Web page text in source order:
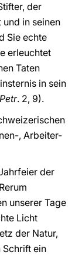
der
in seinen
Sie echte
erleuchtet
Taten
in sein
. 2, 9).
, Arbeiter-
der
unserer Tage
Licht
der Natur,
Schrift ein